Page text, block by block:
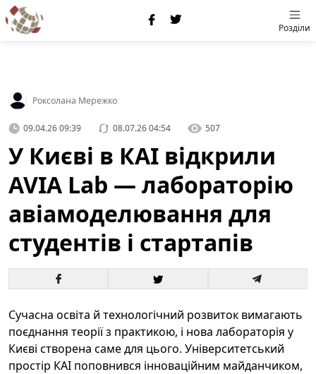
Розділи
Роксолана Мережко
09.04.26 09:39 08.07.26 04:54 507
У Києві в КАІ відкрили
AVIA Lab — лабораторію
авіамоделювання для
студентів і стартапів
Сучасна освіта й технологічний розвиток вимагають
поєднання теорії з практикою, і нова лабораторія у
Києві створена саме для цього. Університетський
простір КАІ поповнився інноваційним майданчиком,